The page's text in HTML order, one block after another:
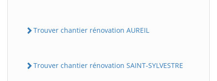
Trouver chantier rénovation AUREIL
Trouver chantier rénovation SAINT-SYLVESTRE